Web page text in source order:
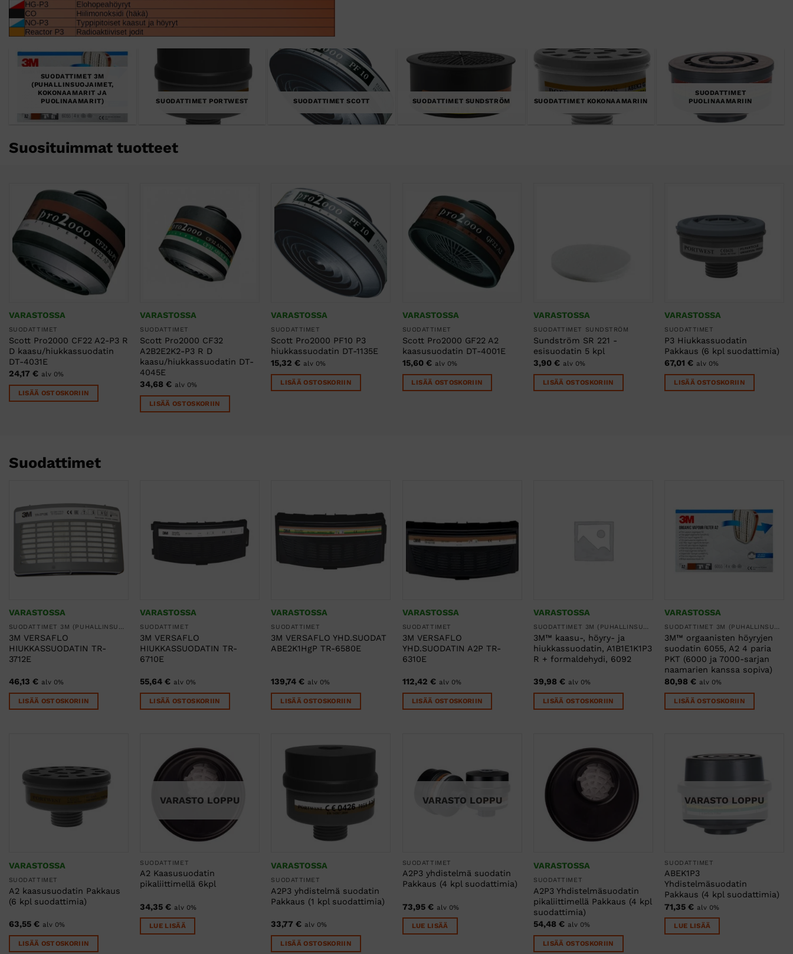
SUODATTIMET 3M
(PUHALLINSUOJAIMET,
KOKONAAMARIT JA
PUOLINAAMARIT)
SUODATTIMET PORTWEST SUODATTIMET SCOTT SUODATTIMET SUNDSTRÖM SUODATTIMET KOKONAAMARIIN
SUODATTIMET
PUOLINAAMARIIN
Suosituimmat tuotteet
VARASTOSSA
SUODATTIMET
Scott Pro2000 CF22 A2-P3 R
D kaasu/hiukkassuodatin
DT-4031E
24,17 € alv 0%
LISÄÄ OSTOSKORIIN
VARASTOSSA
SUODATTIMET
Scott Pro2000 CF32
A2B2E2K2-P3 R D
kaasu/hiukkassuodatin DT-
4045E
34,68€ alv 0%
LISÄÄ OSTOSKORIIN
VARASTOSSA
SUODATTIMET
Scott Pro2000 PF10 P3
hiukkassuodatin DT-1135E
15,32€ alv 0%
LISÄÄ OSTOSKORIIN
VARASTOSSA
SUODATTIMET
Scott Pro2000 GF22 A2
kaasusuodatin DT-4001E
15,60 € alv 0%
LISÄÄ OSTOSKORIIN
VARASTOSSA
SUODATTIMET SUNDSTRÖM
Sundström SR 221 -
esisuodatin 5 kpl
3,90€ alv 0%
LISÄÄ OSTOSKORIIN
VARASTOSSA
SUODATTIMET
P3 Hiukkassuodatin
Pakkaus (6 kpl suodattimia)
67,01€ alv 0%
LISÄÄ OSTOSKORIIN
Suodattimet
VARASTOSSA
SUODATTIMET 3M (PUHALLINSUOJAIMET, KOKONAAMARIT JA PUOLINAAMARIT)
3M VERSAFLO
HIUKKASSUODATIN TR-
3712E
46,13 € alv 0%
LISÄÄ OSTOSKORIIN
VARASTOSSA
SUODATTIMET
3M VERSAFLO
HIUKKASSUODATIN TR-
6710E
55,64€ alv 0%
LISÄÄ OSTOSKORIIN
VARASTOSSA
SUODATTIMET
3M VERSAFLO YHD.SUODAT
ABE2K1HgP TR-6580E
139,74€ alv 0%
LISÄÄ OSTOSKORIIN
VARASTOSSA
SUODATTIMET
3M VERSAFLO
YHD.SUODATIN A2P TR-
6310E
112,42 € alv 0%
LISÄÄ OSTOSKORIIN
VARASTOSSA
SUODATTIMET 3M (PUHALLINSUOJAIMET, KOKONAAMARIT JA PUOLINAAMARIT)
3M™ kaasu-, höyry- ja
hiukkassuodatin, A1B1E1K1P3
R + formaldehydi, 6092
39,98€ alv 0%
LISÄÄ OSTOSKORIIN
VARASTOSSA
SUODATTIMET 3M (PUHALLINSUOJAIMET, KOKONAAMARIT JA PUOLINAAMARIT)
3M™ orgaanisten höyryjen
suodatin 6055, A2 4 paria
PKT (6000 ja 7000-sarjan
naamarien kanssa sopiva)
80,98€ alv 0%
LISÄÄ OSTOSKORIIN
VARASTOSSA
SUODATTIMET
A2 kaasusuodatin Pakkaus
(6 kpl suodattimia)
63,55 € alv 0%
LISÄÄ OSTOSKORIIN
VARASTO LOPPU
SUODATTIMET
A2 Kaasusuodatin
pikaliittimellä 6kpl
34,35€ alv 0%
LUE LISÄÄ
VARASTOSSA
SUODATTIMET
A2P3 yhdistelmä suodatin
Pakkaus (1 kpl suodattimia)
33,77€ alv 0%
LISÄÄ OSTOSKORIIN
VARASTO LOPPU
SUODATTIMET
A2P3 yhdistelmä suodatin
Pakkaus (4 kpl suodattimia)
73,95 € alv 0%
LUE LISÄÄ
VARASTOSSA
SUODATTIMET
A2P3 Yhdistelmäsuodatin
pikaliittimellä Pakkaus (4 kpl
suodattimia)
54,48€ alv 0%
LISÄÄ OSTOSKORIIN
VARASTO LOPPU
SUODATTIMET
ABEK1P3
Yhdistelmäsuodatin
Pakkaus (4 kpl suodattimia)
71,35€ alv 0%
LUE LISÄÄ